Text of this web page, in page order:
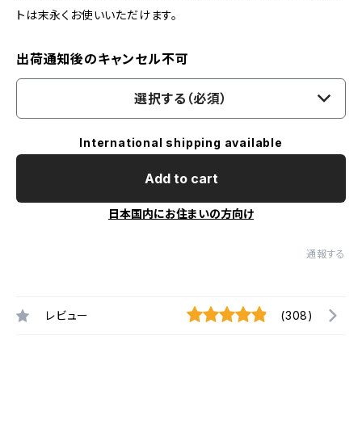
トは末永くお使いいただけます。
出荷通知後のキャンセル不可
選択する（必須）
International shipping available
Add to cart
日本国内にお住まいの方向け
通報する
レビュー (308)